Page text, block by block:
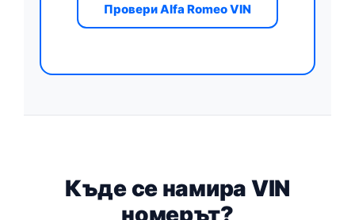
Провери Alfa Romeo VIN
Къде се намира VIN
номерът?